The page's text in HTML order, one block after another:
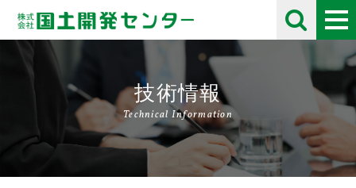
技術情報
Technical Information